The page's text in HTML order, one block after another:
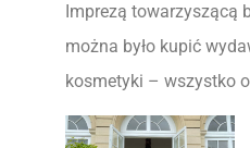
Imprezą towarzyszącą
można było kupić
kosmetyki – wszystko